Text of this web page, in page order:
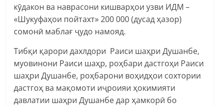
кӯдакон ва наврасони кишварҳои узви ИДМ –
«Шукуфаҳои пойтахт» 200 000 (дусад ҳазор)
сомонӣ маблағ ҷудо намояд.
Тибқи қарори дахлдори Раиси шаҳри Душанбе,
муовинони Раиси шаҳр, роҳбари дастгоҳи Раиси
шаҳри Душанбе, роҳбарони воҳидҳои сохтории
дастгоҳ ва мақомоти иҷроияи ҳокимияти
давлатии шаҳри Душанбе дар ҳамкорӣ бо